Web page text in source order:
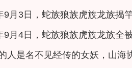
9月3日，蛇族狼族虎族龙族揭
9月4日，蛇族狼族虎族龙族全
人是名不见经传的女妖，山海